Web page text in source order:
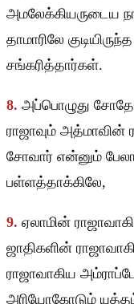
அமலேக்கியருடைய
தாமாரிலே
சங்கரித்தார்கள்.
8. அப்பொழுது
ராஜாவும் அத்மாவின்
சோவார் என்னும்
பள்ளத்தாக்கிலே,
9. ஏலாமின்
ஜாதிகளின்
ராஜாவாகிய
அரியோகோடும்